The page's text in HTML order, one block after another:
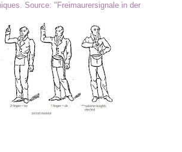
Source: "Freimaurersignale in der